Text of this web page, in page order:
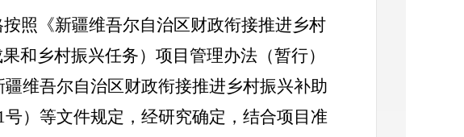
照《新疆维吾尔自治区财政衔接推进乡村
和乡村振兴任务）项目管理办法（暂行）
疆维吾尔自治区财政衔接推进乡村振兴补助
）等文件规定，经研究确定，结合项目准